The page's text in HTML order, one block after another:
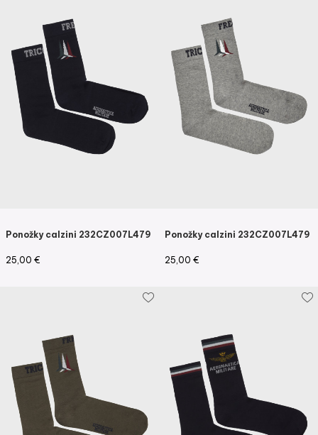
Ponožky calzini 232CZ007L479
25,00 €
Ponožky calzini 232CZ007L479
25,00 €